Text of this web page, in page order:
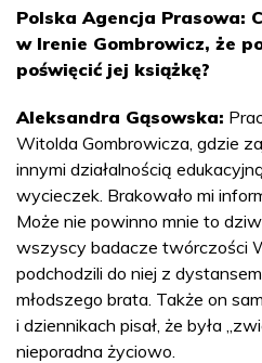
Polska Agencja Prasowa:
w Irenie Gombrowicz, że
poświęcić jej książkę?
Aleksandra Gąsowska:
Witolda Gombrowicza, gdzie
innymi działalnością
wycieczek. Brakowało mi
Może nie powinno mnie to
wszyscy badacze twórczości
podchodzili do niej z
młodszego brata. Także on
i dziennikach pisał, że była
nieporadna życiowo.